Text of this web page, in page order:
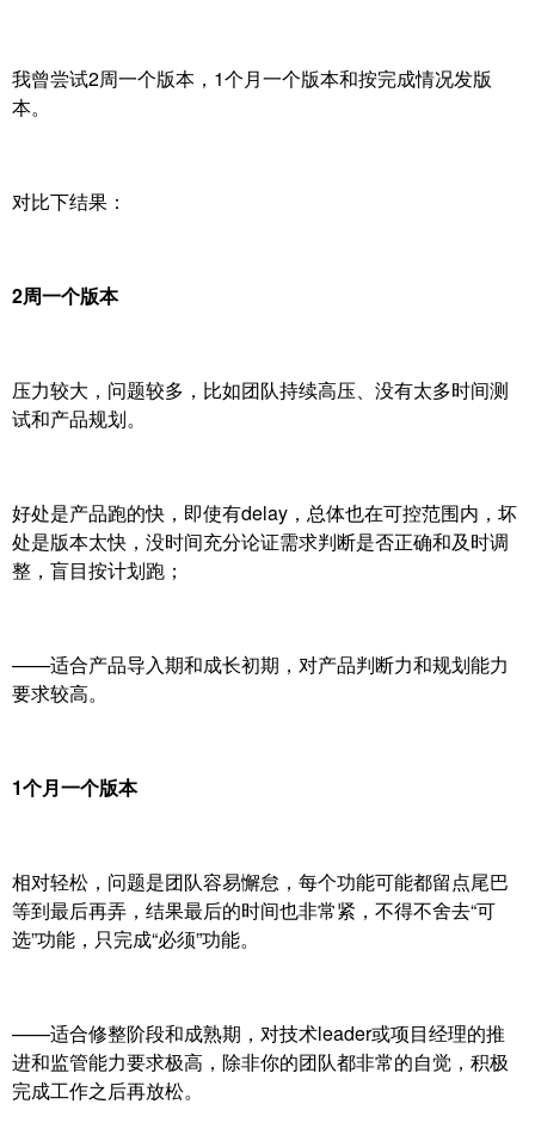
我曾尝试2周一个版本，1个月一个版本和按完成情况发版
本。
对比下结果：
2周一个版本
压力较大，问题较多，比如团队持续高压、没有太多时间测
试和产品规划。
好处是产品跑的快，即使有delay，总体也在可控范围内，坏
处是版本太快，没时间充分论证需求判断是否正确和及时调
整，盲目按计划跑；
——适合产品导入期和成长初期，对产品判断力和规划能力
要求较高。
1个月一个版本
相对轻松，问题是团队容易懈怠，每个功能可能都留点尾巴
等到最后再弄，结果最后的时间也非常紧，不得不舍去“可
选”功能，只完成“必须”功能。
——适合修整阶段和成熟期，对技术leader或项目经理的推
进和监管能力要求极高，除非你的团队都非常的自觉，积极
完成工作之后再放松。